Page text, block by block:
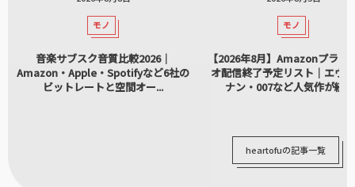
モノ
音楽サブスク音質比較2026｜
Amazon・Apple・Spotifyなど6社の
ビットレートと空間オー...
モノ
【2026年8月】Amazonプライ
オ配信終了予定リスト｜エヴ
ナン・007など人気作が続
heartofuの記事一覧